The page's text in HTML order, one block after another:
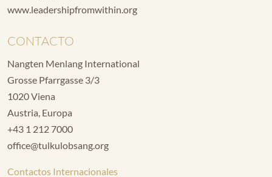
www.leadershipfromwithin.org
CONTACTO
Nangten Menlang International
Grosse Pfarrgasse 3/3
1020 Viena
Austria, Europa
+43 1 212 7000
office@tulkulobsang.org
Contactos Internacionales